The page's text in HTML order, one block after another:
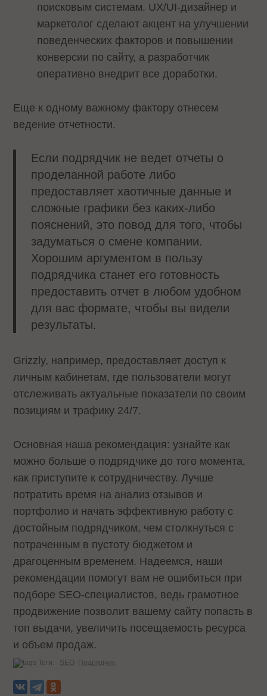
поисковым системам. UX/UI-дизайнер и
маркетолог сделают акцент на улучшении
поведенческих факторов и повышении
конверсии по сайту, а разработчик
оперативно внедрит все доработки.
Еще к одному важному фактору отнесем
ведение отчетности.
Если подрядчик не ведет отчеты о
проделанной работе либо
предоставляет хаотичные данные и
сложные графики без каких-либо
пояснений, это повод для того, чтобы
задуматься о смене компании.
Хорошим аргументом в пользу
подрядчика станет его готовность
предоставить отчет в любом удобном
для вас формате, чтобы вы видели
результаты.
Grizzly, например, предоставляет доступ к
личным кабинетам, где пользователи могут
отслеживать актуальные показатели по своим
позициям и трафику 24/7.
Основная наша рекомендация: узнайте как
можно больше о подрядчике до того момента,
как приступите к сотрудничеству. Лучше
потратить время на анализ отзывов и
портфолио и начать эффективную работу с
достойным подрядчиком, чем столкнуться с
потраченным в пустоту бюджетом и
драгоценным временем. Надеемся, наши
рекомендации помогут вам не ошибиться при
подборе SEO-специалистов, ведь грамотное
продвижение позволит вашему сайту попасть в
топ выдачи, увеличить посещаемость ресурса
и объем продаж.
Теги: SEO Подрядчик